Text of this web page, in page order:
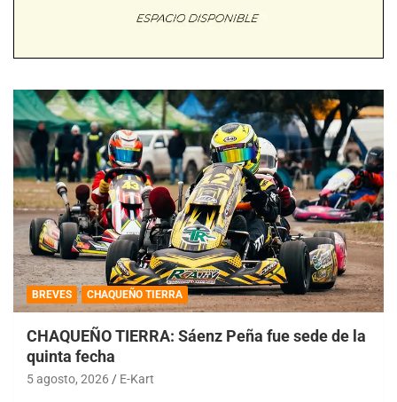
BREVES CHAQUEÑO TIERRA
CHAQUEÑO TIERRA: Sáenz Peña fue sede de la
quinta fecha
5 agosto, 2026 E-Kart